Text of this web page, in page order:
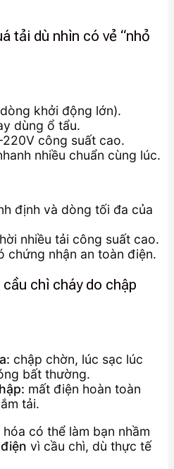
tải dù nhìn có vẻ “nhỏ
khởi động lớn).
dùng ổ tẩu.
công suất cao.
nhiều chuẩn cùng lúc.
định và dòng tối đa của
nhiều tải công suất cao.
chứng nhận an toàn điện.
chì cháy do chập
chập chờn, lúc sạc lúc
bất thường.
mất điện hoàn toàn
tải.
có thể làm bạn nhầm
vì cầu chì, dù thực tế